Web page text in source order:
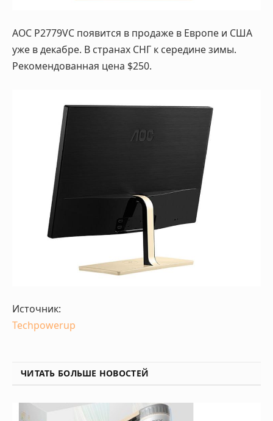
AOC P2779VC появится в продаже в Европе и США
уже в декабре. В странах СНГ к середине зимы.
Рекомендованная цена $250.
Источник:
Techpowerup
ЧИТАТЬ БОЛЬШЕ НОВОСТЕЙ